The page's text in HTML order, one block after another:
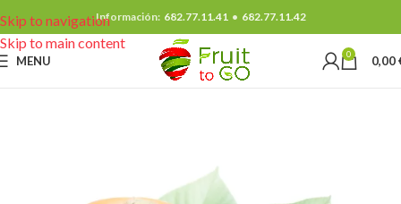
Skip to navigation
Skip to main content
Información: 682.77.11.41• 682.77.11.42
MENU 0 0,00